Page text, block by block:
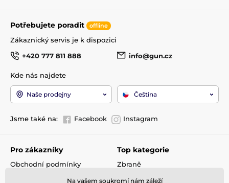
Potřebujete poradit offline
Zákaznický servis je k dispozici
+420 777 811 888
info@gun.cz
Kde nás najdete
Naše prodejny Čeština
Jsme také na: Facebook Instagram
Pro zákazníky
Obchodní podmínky
Top kategorie
Zbraně
Na vašem soukromí nám záleží